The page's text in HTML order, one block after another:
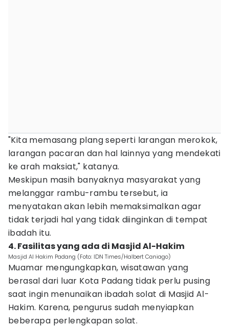
"Kita memasang plang seperti larangan merokok,
larangan pacaran dan hal lainnya yang mendekati
ke arah maksiat," katanya.
Meskipun masih banyaknya masyarakat yang
melanggar rambu-rambu tersebut, ia
menyatakan akan lebih memaksimalkan agar
tidak terjadi hal yang tidak diinginkan di tempat
ibadah itu.
4. Fasilitas yang ada di Masjid Al-Hakim
Masjid Al Hakim Padang (Foto: IDN Times/Halbert Caniago)
Muamar mengungkapkan, wisatawan yang
berasal dari luar Kota Padang tidak perlu pusing
saat ingin menunaikan ibadah solat di Masjid Al-
Hakim. Karena, pengurus sudah menyiapkan
beberapa perlengkapan solat.